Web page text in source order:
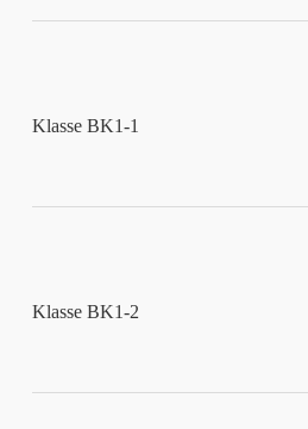
Klasse BK1-1
Klasse BK1-2